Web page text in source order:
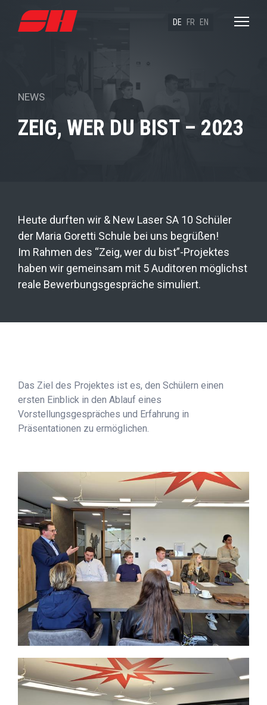
DE FR EN
NEWS
ZEIG, WER DU BIST – 2023
Heute durften wir & New Laser SA 10 Schüler
der Maria Goretti Schule bei uns begrüßen!
Im Rahmen des “Zeig, wer du bist”-Projektes
haben wir gemeinsam mit 5 Auditoren möglichst
reale Bewerbungsgespräche simuliert.
Das Ziel des Projektes ist es, den Schülern einen
ersten Einblick in den Ablauf eines
Vorstellungsgespräches und Erfahrung in
Präsentationen zu ermöglichen.